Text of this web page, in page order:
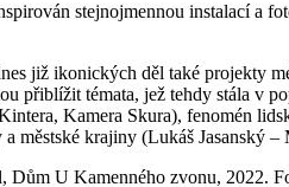
stejnojmennou instalací a
již ikonických děl také projekty
přiblížit témata, jež tehdy stála v
Kamera Skura), fenomén
městské krajiny (Lukáš Jasanský